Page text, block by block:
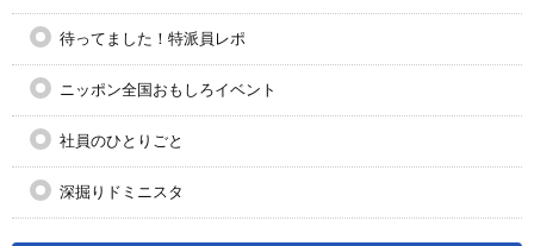
待ってました！特派員レポ
ニッポン全国おもしろイベント
社員のひとりごと
深掘りドミニスタ